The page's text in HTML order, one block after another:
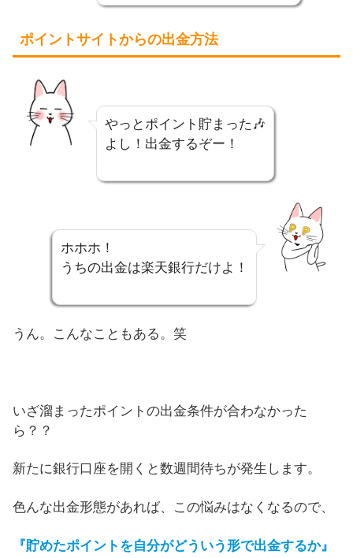
ポイントサイトからの出金方法
やっとポイント貯まった🎶
よし！出金するぞー！
ホホホ！
うちの出金は楽天銀行だけよ！
うん。こんなこともある。笑
いざ溜まったポイントの出金条件が合わなかった
ら？？
新たに銀行口座を開くと数週間待ちが発生します。
色んな出金形態があれば、この悩みはなくなるので、
『貯めたポイントを自分がどういう形で出金するか』